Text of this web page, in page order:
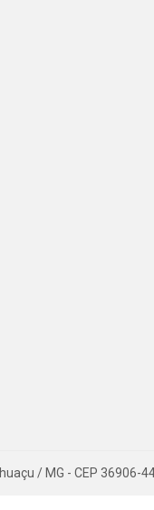
/ MG - CEP 36906-